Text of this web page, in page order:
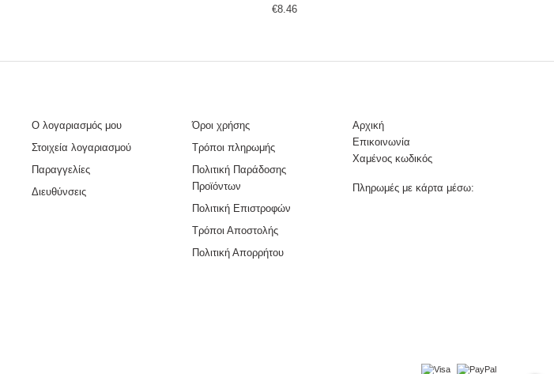
€8.46
Ο λογαριασμός μου
Στοιχεία λογαριασμού
Παραγγελίες
Διευθύνσεις
Όροι χρήσης
Τρόποι πληρωμής
Πολιτική Παράδοσης
Προϊόντων
Πολιτική Επιστροφών
Τρόποι Αποστολής
Πολιτική Απορρήτου
Αρχική
Επικοινωνία
Χαμένος κωδικός
Πληρωμές με κάρτα μέσω: